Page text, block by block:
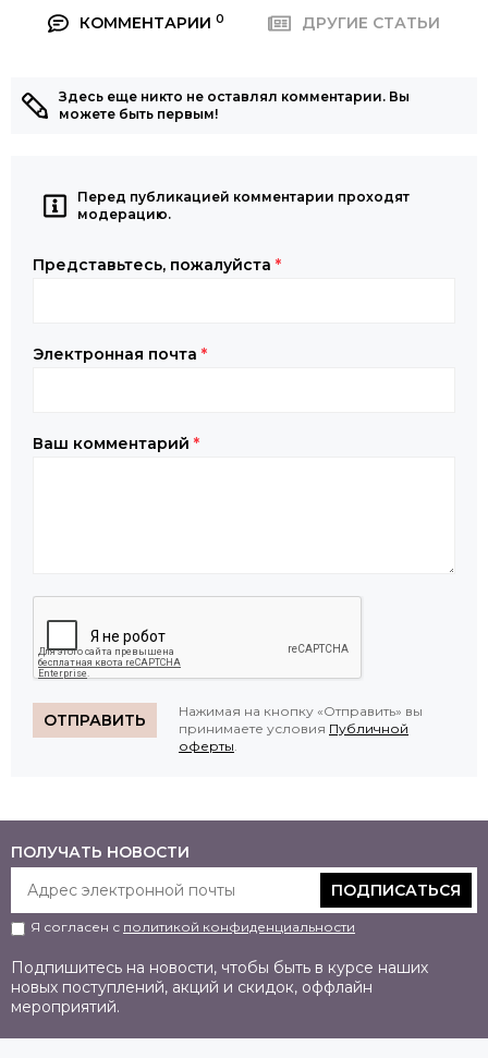
КОММЕНТАРИИ 0 ДРУГИЕ СТАТЬИ
Здесь еще никто не оставлял комментарии. Вы
можете быть первым!
Перед публикацией комментарии проходят
модерацию.
Представьтесь, пожалуйста *
Электронная почта *
Ваш комментарий *
ОТПРАВИТЬ
Нажимая на кнопку «Отправить» вы
принимаете условия Публичной
оферты.
ПОЛУЧАТЬ НОВОСТИ
ПОДПИСАТЬСЯ
Я согласен с политикой конфиденциальности
Подпишитесь на новости, чтобы быть в курсе наших
новых поступлений, акций и скидок, оффлайн
мероприятий.